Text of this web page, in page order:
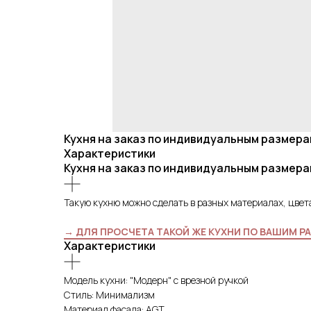
Кухня на заказ по индивидуальным
Характеристики
Кухня на заказ по индивидуальным
Такую кухню можно сделать в разных материалах,
→ ДЛЯ ПРОСЧЕТА ТАКОЙ ЖЕ КУХНИ ПО ВАШИМ
Характеристики
Модель кухни: "Модерн" с врезной ручкой
Стиль: Минимализм